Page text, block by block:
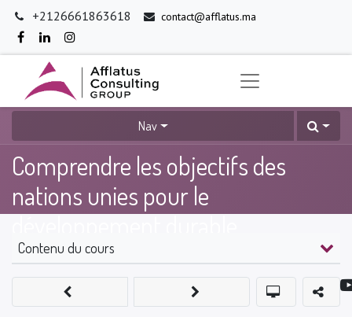
+2126661863618 contact@afflatus.ma
Nav
Comprendre les objectifs des
nations unies pour le
Contenu du cours